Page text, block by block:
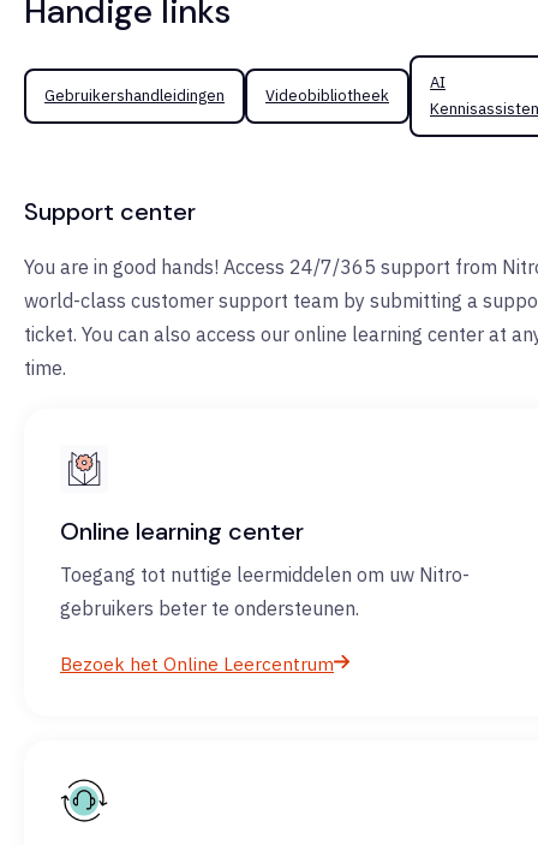
Handige links
Gebruikershandleidingen Videobibliotheek
AI
Support center
You are in good hands! Access 24/7/365 support from
world-class customer support team by submitting a
ticket. You can also access our online learning center at
time.
Online learning center
Toegang tot nuttige leermiddelen om uw Nitro-
gebruikers beter te ondersteunen.
Bezoek het Online Leercentrum